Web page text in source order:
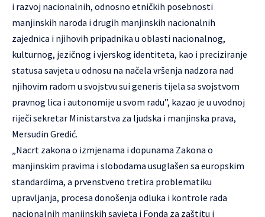
i razvoj nacionalnih, odnosno etničkih posebnosti
manjinskih naroda i drugih manjinskih nacionalnih
zajednica i njihovih pripadnika u oblasti nacionalnog,
kulturnog, jezičnog i vjerskog identiteta, kao i preciziranje
statusa savjeta u odnosu na načela vršenja nadzora nad
njihovim radom u svojstvu sui generis tijela sa svojstvom
pravnog lica i autonomije u svom radu”, kazao je u uvodnoj
riječi sekretar Ministarstva za ljudska i manjinska prava,
Mersudin Gredić.
„Nacrt zakona o izmjenama i dopunama Zakona o
manjinskim pravima i slobodama usuglašen sa europskim
standardima, a prvenstveno tretira problematiku
upravljanja, procesa donošenja odluka i kontrole rada
nacionalnih manjinskih savjeta i Fonda za zaštitu i